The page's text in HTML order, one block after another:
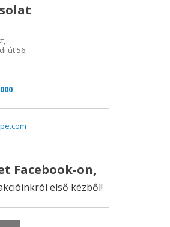
út 56.
Facebook-on,
első kézből!